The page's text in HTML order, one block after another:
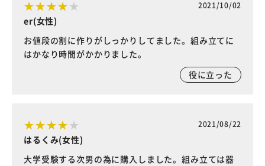
2021/10/02
er(女性)
お値段の割に作りがしっかりしてました。組み立てに
はかなり時間がかかりました。
役に立った
2021/08/22
はるくみ(女性)
大学受験する次男の為に購入しました。組み立ては器